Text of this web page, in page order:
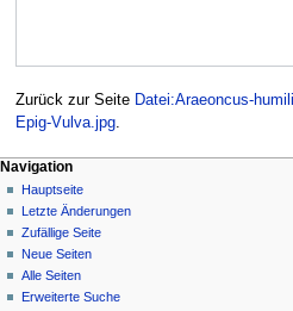
Zurück zur Seite Datei:Araeoncus-
Epig-Vulva.jpg.
Navigation
Hauptseite
Letzte Änderungen
Zufällige Seite
Neue Seiten
Alle Seiten
Erweiterte Suche